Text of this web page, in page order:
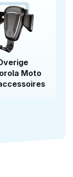
Moto